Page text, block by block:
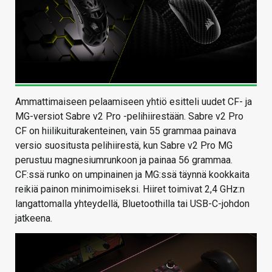
Ammattimaiseen pelaamiseen yhtiö esitteli uudet CF- ja
MG-versiot Sabre v2 Pro -pelihiirestään. Sabre v2 Pro
CF on hiilikuiturakenteinen, vain 55 grammaa painava
versio suositusta pelihiirestä, kun Sabre v2 Pro MG
perustuu magnesiumrunkoon ja painaa 56 grammaa.
CF:ssä runko on umpinainen ja MG:ssä täynnä kookkaita
reikiä painon minimoimiseksi. Hiiret toimivat 2,4 GHz:n
langattomalla yhteydellä, Bluetoothilla tai USB-C-johdon
jatkeena.